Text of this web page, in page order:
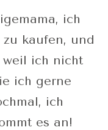
ich
kaufen, und
weil ich nicht
ich gerne
ich
es an!